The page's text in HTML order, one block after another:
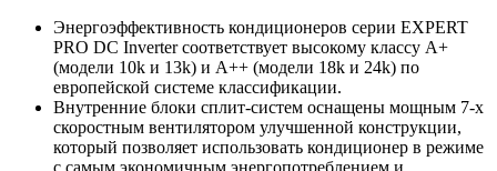
Энергоэффективность кондиционеров серии EXPERT
PRO DC Inverter соответствует высокому классу А+
(модели 10k и 13k) и А++ (модели 18k и 24k) по
европейской системе классификации.
Внутренние блоки сплит-систем оснащены мощным 7-х
скоростным вентилятором улучшенной конструкции,
который позволяет использовать кондиционер в режиме
с самым экономичным энергопотреблением и